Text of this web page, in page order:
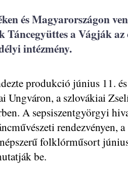
és Magyarországon
Táncegyüttes a Vágják
intézmény.
produkció június 11.
Ungváron, a szlovákiai
A sepsiszentgyörgyi
rendezvényen,
folklórműsort
be.